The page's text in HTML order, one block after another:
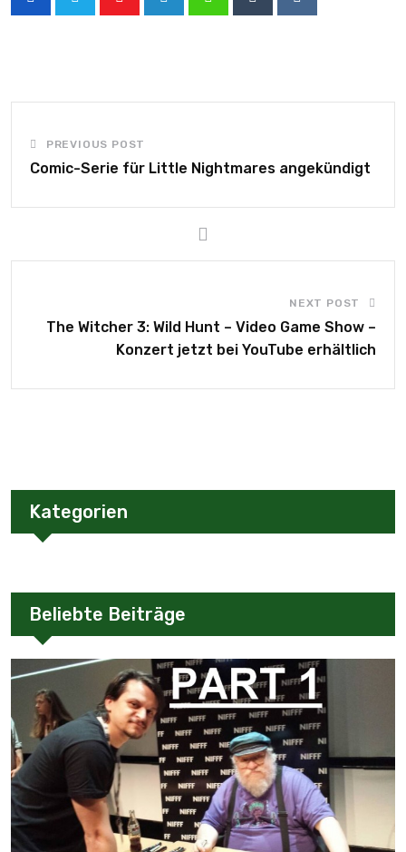
PREVIOUS POST
Comic-Serie für Little Nightmares angekündigt
NEXT POST
The Witcher 3: Wild Hunt – Video Game Show –
Konzert jetzt bei YouTube erhältlich
Kategorien
Beliebte Beiträge